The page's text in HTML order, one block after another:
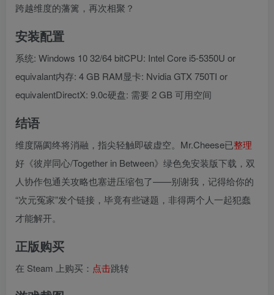
跨越维度的藩篱，再次相聚？
安装配置
系统: Windows 10 32/64 bitCPU: Intel Core i5-5350U or
equivalant内存: 4 GB RAM显卡: Nvidia GTX 750TI or
equivalentDirectX: 9.0c硬盘: 需要 2 GB 可用空间
结语
维度隔阂终将消融，指尖轻触即破虚空。Mr.Cheese已整理
好《彼岸同心/Together in Between》绿色免安装版下载，双
人协作包通关攻略也塞进压缩包了——别谢我，记得给你的
“次元冤家”发个链接，毕竟有些谜题，非得两个人一起犯蠢
才能解开。
正版购买
在 Steam 上购买： 点击跳转